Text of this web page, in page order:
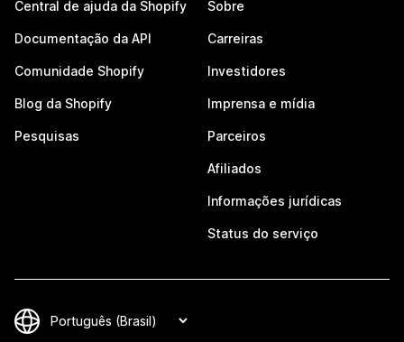
Central de ajuda da Shopify
Documentação da API
Comunidade Shopify
Blog da Shopify
Pesquisas
Sobre
Carreiras
Investidores
Imprensa e mídia
Parceiros
Afiliados
Informações jurídicas
Status do serviço